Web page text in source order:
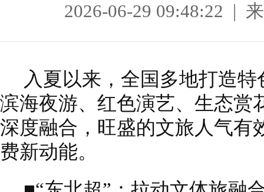
2026-06-29 09:48:22 |
入夏以来，全国多地打造
滨海夜游、红色演艺、生态赏
深度融合，旺盛的文旅人气有
费新动能。